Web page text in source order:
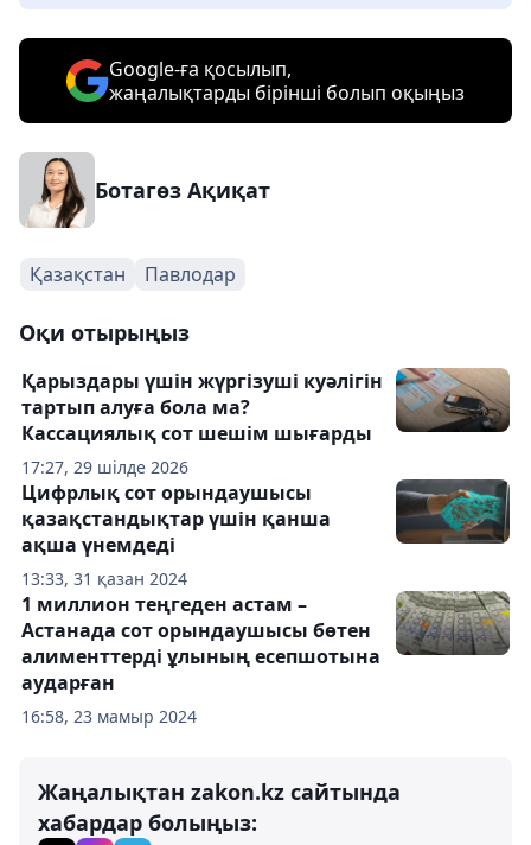
Google-ға қосылып,
жаңалықтарды бірінші болып оқыңыз
Ботагөз Ақиқат
Қазақстан Павлодар
Оқи отырыңыз
17:27, 29 шілде 2026
Қарыздары үшін жүргізуші куәлігін
тартып алуға бола ма?
Кассациялық сот шешім шығарды
13:33, 31 қазан 2024
Цифрлық сот орындаушысы
қазақстандықтар үшін қанша
ақша үнемдеді
16:58, 23 мамыр 2024
1 миллион теңгеден астам –
Астанада сот орындаушысы бөтен
алименттерді ұлының есепшотына
аударған
Жаңалықтан zakon.kz сайтында
хабардар болыңыз: